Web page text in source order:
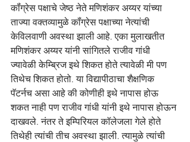
कॉंग्रेस पक्षाचे जेष्ठ नेते मणिशंकर अय्यर यांच्या
ताज्या वक्तव्यामुळे कॉंग्रेस पक्षाच्या नेत्यांची
केविलवाणी अवस्था झाली आहे. एका मुलाखतीत
मणिशंकर अय्यर यांनी सांगितले राजीव गांधी
ज्यावेळी केम्ब्रिज इथे शिकत होते त्यावेळी मी पण
तिथेच शिकत होतो. या विद्यापीठाचा शैक्षणिक
पॅटर्नच असा आहे की कोणीही इथे नापास होऊ
शकत नाही पण राजीव गांधी यांनी इथे नापास होऊन
दाखवले. नंतर ते इम्पिरियल कॉलेजला गेले होते
तिथेही त्यांची तीच अवस्था झाली. त्यामुळे त्यांची